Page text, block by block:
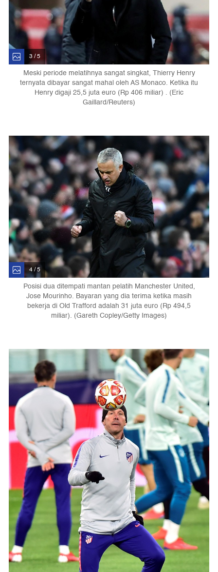
3 / 5
Meski periode melatihnya sangat singkat, Thierry Henry
ternyata dibayar sangat mahal oleh AS Monaco. Ketika itu
Henry digaji 25,5 juta euro (Rp 406 miliar) . (Eric
Gaillard/Reuters)
4 / 5
Posisi dua ditempati mantan pelatih Manchester United,
Jose Mourinho. Bayaran yang dia terima ketika masih
bekerja di Old Trafford adalah 31 juta euro (Rp 494,5
miliar). (Gareth Copley/Getty Images)